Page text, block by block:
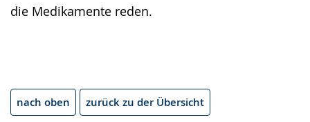
die Medikamente reden.
nach oben zurück zu der Übersicht